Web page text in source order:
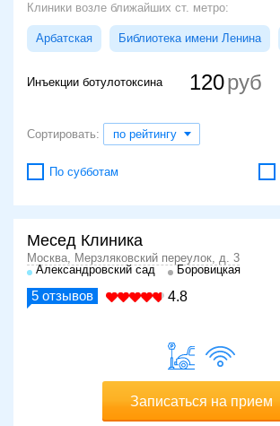
Клиники возле ближайших ст. метро:
Арбатская Библиотека имени Ленина
Инъекции ботулотоксина 120
Сортировать: по рейтингу
По субботам
Месед Клиника
Москва, Мерзляковский переулок, д. 3
Александровский сад
Боровицкая
5 отзывов 4.8
Записаться на прием